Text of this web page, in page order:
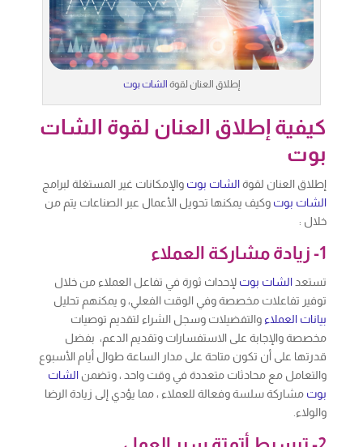
إطلاق العنان لقوة الشات بوت
كيفية إطلاق العنان لقوة الشات
بوت
إطلاق العنان لقوةالشات بوت والإمكانات غير المستغلة لبرامج
الشات بوت وكيف يمكنها تحويل الأعمال عبر الصناعات يتم من
خلال :
1- زيادة مشاركة العملاء
تستعد الشات بوت لإحداث ثورة في تفاعل العملاء من خلال
توفير تفاعلات مخصصة وفي الوقت الفعلي، و يمكنهم تحليل
بيانات العملاء والتفضيلات وسجل الشراء لتقديم توصيات
مخصصة والإجابة على الاستفسارات وتقديم الدعم، بفضل
قدرتها على أن تكون متاحة على مدار الساعة طوال أيام الأسبوع
والتعامل مع محادثات متعددة في وقت واحد ، وتضمن الشات
بوت مشاركة سلسة وفعالة للعملاء ، مما يؤدي إلى زيادة الرضا
والولاء.